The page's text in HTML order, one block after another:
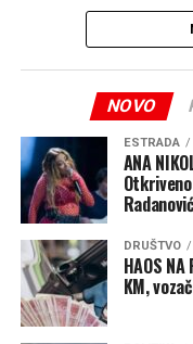
administraciju, jer je
djeca rođena u SAD
ako su njihovi
privremeno,
Postoje samo veoma
Pravo na
izuzeci veoma
Američka pravna
izuzetke povezane sa
danas bile 79 dolara,
neće imati nuklearno
poziciji”, rekao je
Dodao je i da ne bi
ishodu pregovora dok
nastaviti da se
i diplomatiju kako bi
“Mi smo nekako
predvide kako će se
će to ići na način
(Tanjug)
NOVO
ESTRADA
ANA
DRUŠTVO
HAOS
KM,